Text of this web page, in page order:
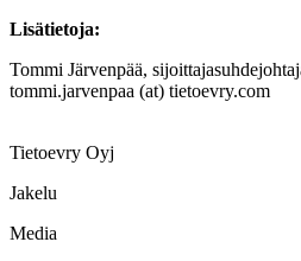
Lisätietoja:
Tommi Järvenpää,
tommi.jarvenpaa (at) tietoevry.com
Tietoevry Oyj
Jakelu
Media